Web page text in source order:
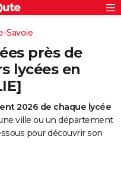
Savoie
près de
lycées en
2026 de chaque lycée
ville ou un département
pour découvrir son